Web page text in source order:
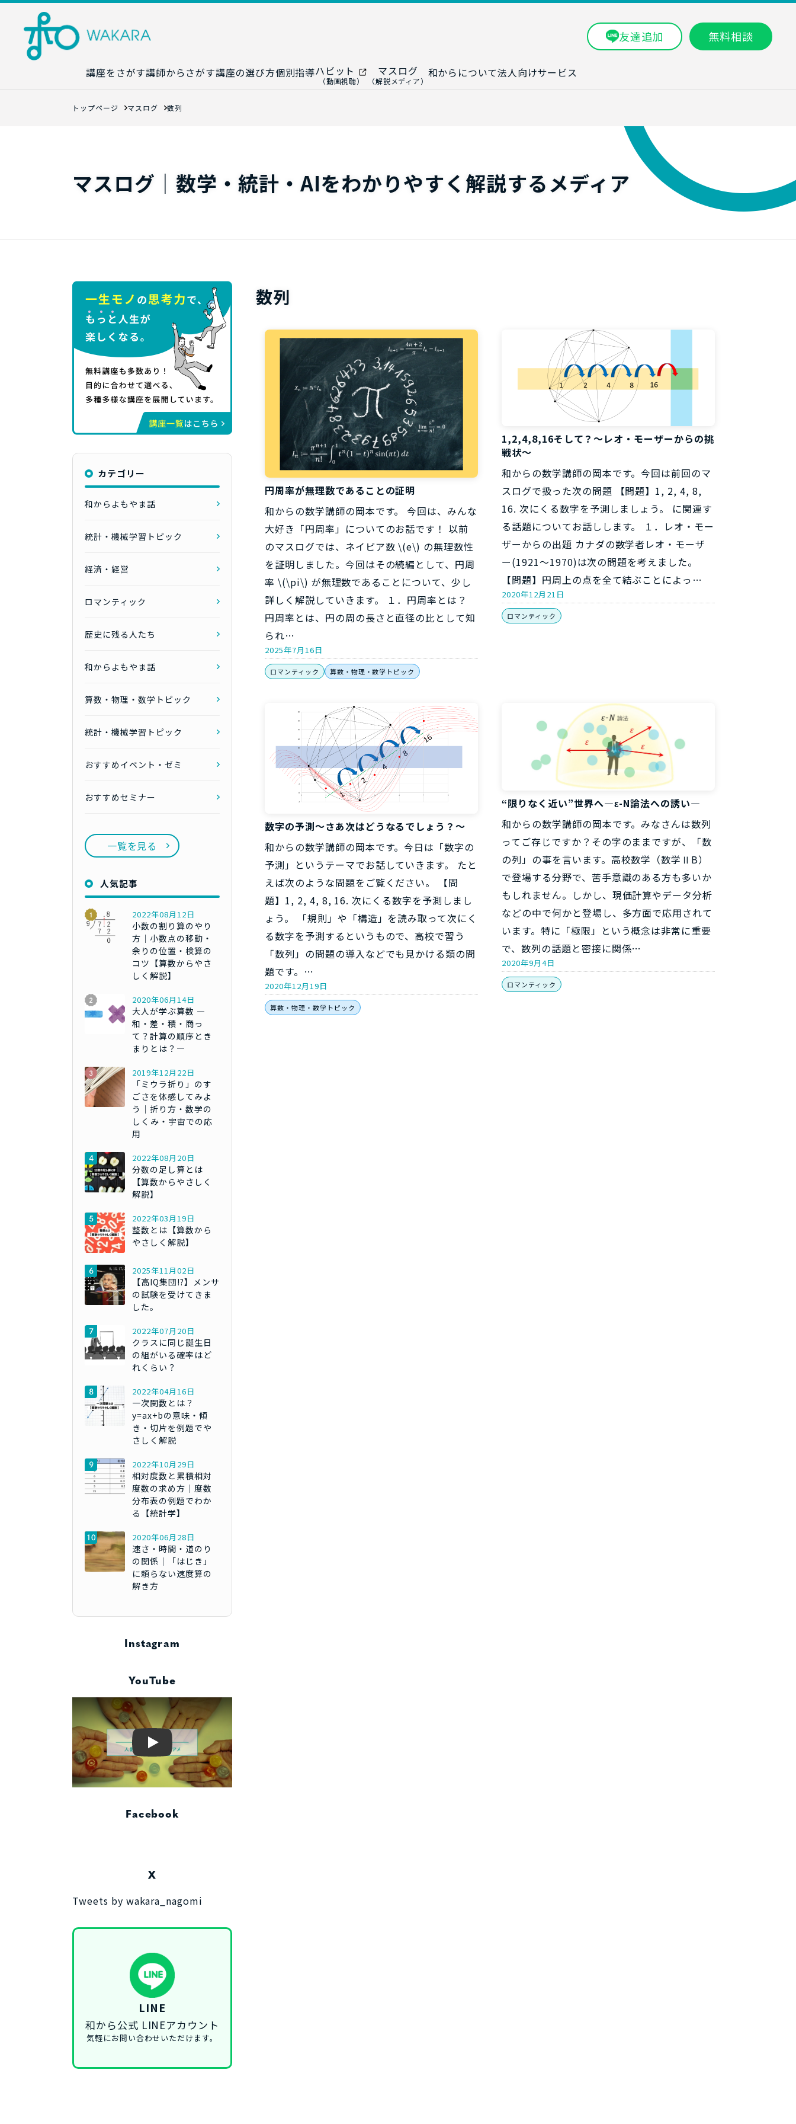
友達追加 無料相談
講座をさがす講師からさがす講座の選び方
数学講座マップ
個別指導
和からジュニア
（小・中学生）
ハビット
（動画視聴）
マスログ
（解説メディア）
和からについて法人向けサービス
修
AI顧問サービス
トップページ マスログ 数列
マスログ｜数学・統計・AIをわかりやすく解説するメディア
数列
円周率が無理数であることの証明
和からの数学講師の岡本です。 今回は、みんな
大好き「円周率」についてのお話です！ 以前
のマスログでは、ネイピア数 \(e\) の無理数性
を証明しました。今回はその続編として、円周
率 \(\pi\) が無理数であることについて、少し
詳しく解説していきます。 １．円周率とは？
円周率とは、円の周の長さと直径の比として知
られ…
2025年7月16日
ロマンティック 算数・物理・数学トピック
1,2,4,8,16そして？～レオ・モーザーからの挑
戦状～
和からの数学講師の岡本です。今回は前回のマ
スログで扱った次の問題 【問題】1, 2, 4, 8,
16. 次にくる数字を予測しましょう。 に関連す
る話題についてお話しします。 １．レオ・モー
ザーからの出題 カナダの数学者レオ・モーザ
ー(1921～1970)は次の問題を考えました。
【問題】円周上の点を全て結ぶことによっ…
2020年12月21日
ロマンティック
数字の予測～さあ次はどうなるでしょう？～
和からの数学講師の岡本です。今日は「数字の
予測」というテーマでお話していきます。 たと
えば次のような問題をご覧ください。 【問
題】1, 2, 4, 8, 16. 次にくる数字を予測しまし
ょう。 「規則」や「構造」を読み取って次にく
る数字を予測するというもので、高校で習う
「数列」の問題の導入などでも見かける類の問
題です。…
2020年12月19日
算数・物理・数学トピック
“限りなく近い”世界へ―ε-N論法への誘い―
和からの数学講師の岡本です。みなさんは数列
ってご存じですか？その字のままですが、「数
の列」の事を言います。高校数学（数学ⅡB）
で登場する分野で、苦手意識のある方も多いか
もしれません。しかし、現価計算やデータ分析
などの中で何かと登場し、多方面で応用されて
います。特に「極限」という概念は非常に重要
で、数列の話題と密接に関係…
2020年9月4日
ロマンティック
カテゴリー
和からよもやま話
統計・機械学習トピック
経済・経営
ロマンティック
歴史に残る人たち
和からよもやま話
算数・物理・数学トピック
統計・機械学習トピック
おすすめイベント・ゼミ
おすすめセミナー
一覧を見る
人気記事
2022年08月12日
小数の割り算のやり
方｜小数点の移動・
余りの位置・検算の
コツ【算数からやさ
しく解説】
2020年06月14日
大人が学ぶ算数 ―
和・差・積・商っ
て？計算の順序とき
まりとは？―
2019年12月22日
「ミウラ折り」のす
ごさを体感してみよ
う｜折り方・数学の
しくみ・宇宙での応
用
2022年08月20日
分数の足し算とは
【算数からやさしく
解説】
2022年03月19日
整数とは【算数から
やさしく解説】
2025年11月02日
【高IQ集団!?】メンサ
の試験を受けてきま
した。
2022年07月20日
クラスに同じ誕生日
の組がいる確率はど
れくらい？
2022年04月16日
一次関数とは？
y=ax+bの意味・傾
き・切片を例題でや
さしく解説
2022年10月29日
相対度数と累積相対
度数の求め方｜度数
分布表の例題でわか
る【統計学】
2020年06月28日
速さ・時間・道のり
の関係｜「はじき」
に頼らない速度算の
解き方
Instagram
YouTube
Play
Facebook
X
Tweets by wakara_nagomi
LINE
和から公式 LINEアカウント
気軽にお問い合わせいただけます。